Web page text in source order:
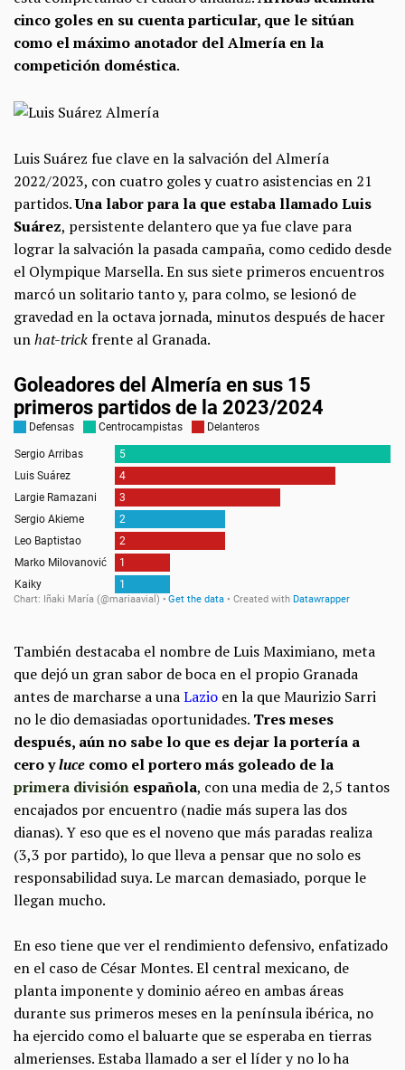
cinco goles en su cuenta particular, que le sitúan
como el máximo anotador del Almería en la
competición doméstica.
Luis Suárez fue clave en la salvación del Almería
2022/2023, con cuatro goles y cuatro asistencias en 21
partidos.Una labor para la que estaba llamado Luis
Suárez, persistente delantero que ya fue clave para
lograr la salvación la pasada campaña, como cedido desde
el Olympique Marsella. En sus siete primeros encuentros
marcó un solitario tanto y, para colmo, se lesionó de
gravedad en la octava jornada, minutos después de hacer
unhat-trickfrente al Granada.
También destacaba el nombre de Luis Maximiano, meta
que dejó un gran sabor de boca en el propio Granada
antes de marcharse a unaLazio en la que Maurizio Sarri
no le dio demasiadas oportunidades. Tres meses
después, aún no sabe lo que es dejar la portería a
cero yluce como el portero más goleado de la
primera división española, con una media de 2,5 tantos
encajados por encuentro (nadie más supera las dos
dianas). Y eso que es el noveno que más paradas realiza
(3,3 por partido), lo que lleva a pensar que no solo es
responsabilidad suya. Le marcan demasiado, porque le
llegan mucho.
En eso tiene que ver el rendimiento defensivo, enfatizado
en el caso de César Montes. El central mexicano, de
planta imponente y dominio aéreo en ambas áreas
durante sus primeros meses en la península ibérica, no
ha ejercido como el baluarte que se esperaba en tierras
almerienses. Estaba llamado a ser el líder y no lo ha